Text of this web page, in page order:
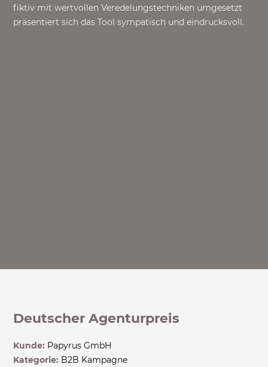
fiktiv mit wertvollen Veredelungstechniken umgesetzt
präsentiert sich das Tool sympatisch und eindrucksvoll.
Deutscher Agenturpreis
Kunde: Papyrus GmbH
Kategorie: B2B Kampagne